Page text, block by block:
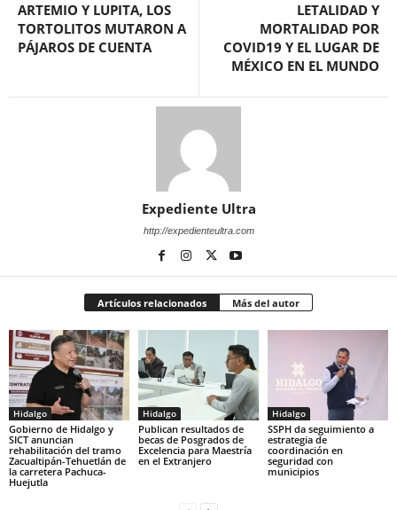
ARTEMIO Y LUPITA, LOS
TORTOLITOS MUTARON A
PÁJAROS DE CUENTA
LETALIDAD Y
MORTALIDAD POR
COVID19 Y EL LUGAR DE
MÉXICO EN EL MUNDO
Expediente Ultra
http://expedienteultra.com
Artículos relacionados Más del autor
Hidalgo
Gobierno de Hidalgo y
SICT anuncian
rehabilitación del tramo
Zacualtipán-Tehuetlán de
la carretera Pachuca-
Huejutla
Hidalgo
Publican resultados de
becas de Posgrados de
Excelencia para Maestría
en el Extranjero
Hidalgo
SSPH da seguimiento a
estrategia de
coordinación en
seguridad con
municipios